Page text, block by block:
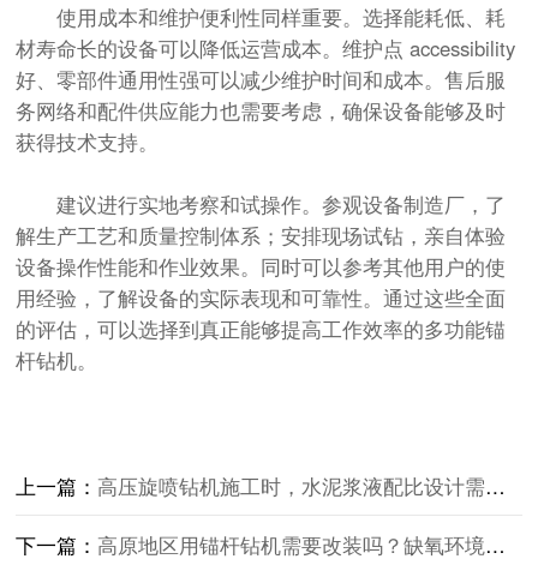
使用成本和维护便利性同样重要。选择能耗低、耗
材寿命长的设备可以降低运营成本。维护点 accessibility
好、零部件通用性强可以减少维护时间和成本。售后服
务网络和配件供应能力也需要考虑，确保设备能够及时
获得技术支持。
建议进行实地考察和试操作。参观设备制造厂，了
解生产工艺和质量控制体系；安排现场试钻，亲自体验
设备操作性能和作业效果。同时可以参考其他用户的使
用经验，了解设备的实际表现和可靠性。通过这些全面
的评估，可以选择到真正能够提高工作效率的多功能锚
杆钻机。
上一篇：高压旋喷钻机施工时，水泥浆液配比设计需要遵循哪些原则？
下一篇：高原地区用锚杆钻机需要改装吗？缺氧环境性能测试